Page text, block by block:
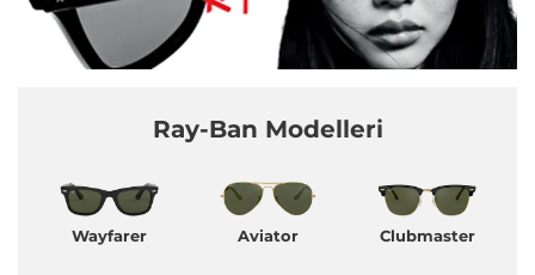
Ray-Ban Modelleri
Wayfarer Aviator Clubmaster